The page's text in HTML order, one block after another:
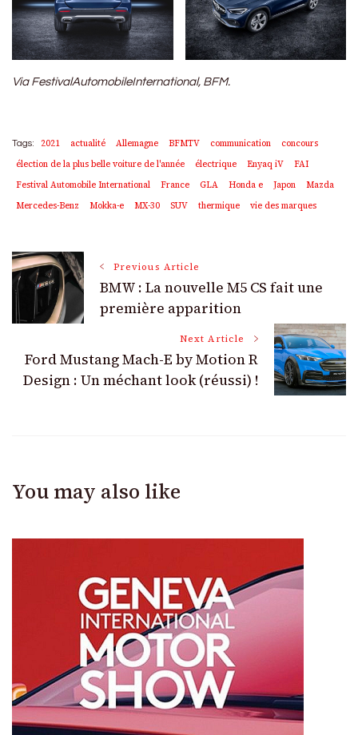
Via FestivalAutomobileInternational, BFM.
Tags: 2021 actualité Allemagne BFMTV communication
concours
élection de la plus belle voiture de l'année
électrique Enyaq iV
FAI
Festival Automobile International
France GLA Honda e Japon
Mazda
Mercedes-Benz
Mokka-e MX-30 SUV thermique vie des marques
Post
Navigation
Previous Article
BMW : La nouvelle M5 CS fait une
première apparition
Next Article
Ford Mustang Mach-E by Motion R
Design : Un méchant look (réussi) !
You may also like